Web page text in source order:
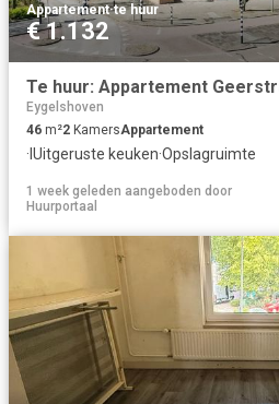
Appartement·te huur
€ 1.132
Te huur: Appartement
Eygelshoven
46 m²2 KamersAppartement
· IUitgeruste keuken·Opslagruimte
1 week geleden aangeboden door
Huurportaal